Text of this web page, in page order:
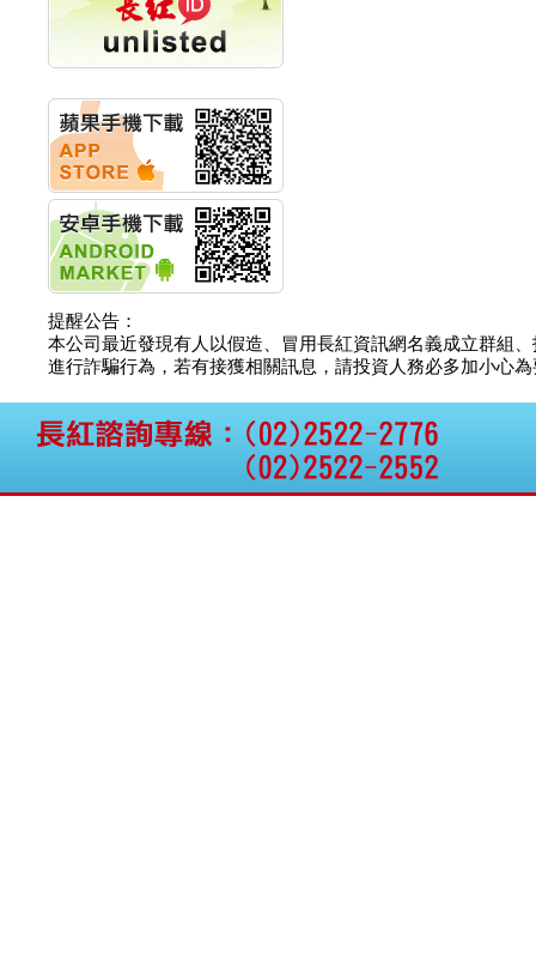
能系統 獲國內首張CNS
認證
聯博投信:聯博00404A
華旭先進:代重要子公司
碩通散熱股份有限公司
公告董事會通過發言人
及代理發
華旭先進:代重要子公司
碩通散熱股份有限公司
公告董事會決議發行員
工認股權
華旭先進:代重要子公司
碩通散熱股份有限公司
公告董事會追認113年
向關係
華旭先進:代重要子公司
碩通散熱股份有限公司
公告向關係人取得使用
權資產
仁新醫藥:代重要子公司
BeliteBio,Inc公告受邀參
提醒公告：
本公司最近發現有人以假造、冒用長紅資訊網名義成立群組
進行詐騙行為，若有接獲相關訊息，請投資人務必多加小心